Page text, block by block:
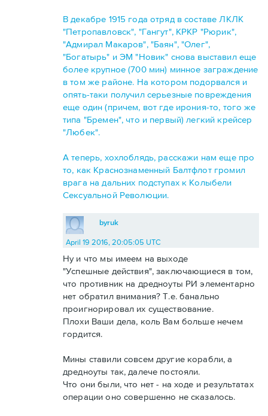
В декабре 1915 года отряд в составе ЛКЛК
"Петропавловск", "Гангут", КРКР "Рюрик",
"Адмирал Макаров", "Баян", "Олег",
"Богатырь" и ЭМ "Новик" снова выставил еще
более крупное (700 мин) минное заграждение
в том же районе. На котором подорвался и
опять-таки получил серьезные повреждения
еще один (причем, вот где ирония-то, того же
типа "Бремен", что и первый) легкий крейсер
"Любек".
А теперь, хохлоблядь, расскажи нам еще про
то, как Краснознаменный Балтфлот громил
врага на дальних подступах к Колыбели
Сексуальной Революции.
byruk
April 19 2016, 20:05:05 UTC
Ну и что мы имеем на выходе
"Успешные действия", заключающиеся в том,
что противник на дредноуты РИ элементарно
нет обратил внимания? Т.е. банально
проигнорировал их существование.
Плохи Ваши дела, коль Вам больше нечем
гордится.
Мины ставили совсем другие корабли, а
дредноуты так, далече постояли.
Что они были, что нет - на ходе и результатах
операции оно совершенно не сказалось.